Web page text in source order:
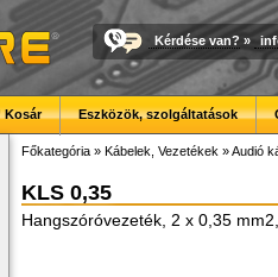
Kérdése van? »
Kosár Eszközök, szolgáltatások
Főkategória » Kábelek, Vezetékek »Audió
KLS 0,35
Hangszóróvezeték, 2 x 0,35